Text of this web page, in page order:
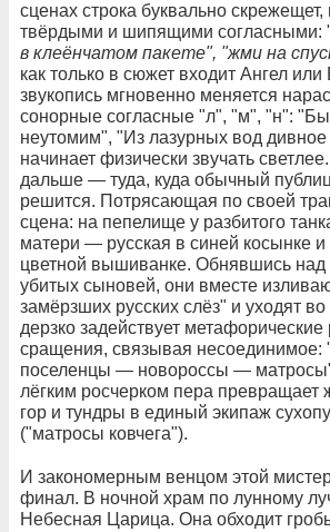
сценах строка буквально
твёрдыми и шипящими согласными:
в клеёнчатом пакете", "жми на
как только в сюжет входит Ангел или
звукопись мгновенно меняется
сонорные согласные "л", "м", "н":
неутомим", "Из лазурных вод дивное
начинает физически звучать
дальше — туда, куда обычный
решится. Потрясающая по своей
сцена: на пепелище у разбитого
матери — русская в синей косынке и
цветной вышиванке. Обнявшись над
убитых сыновей, они вместе
замёрзших русских слёз" и уходят
дерзко задействует
сращения, связывая
поселенцы — новороссы —
лёгким росчерком пера превращает
гор и тундры в единый экипаж
("матросы ковчега").
И закономерным венцом этой
финал. В ночной храм по лунному
Небесная Царица. Она обходит